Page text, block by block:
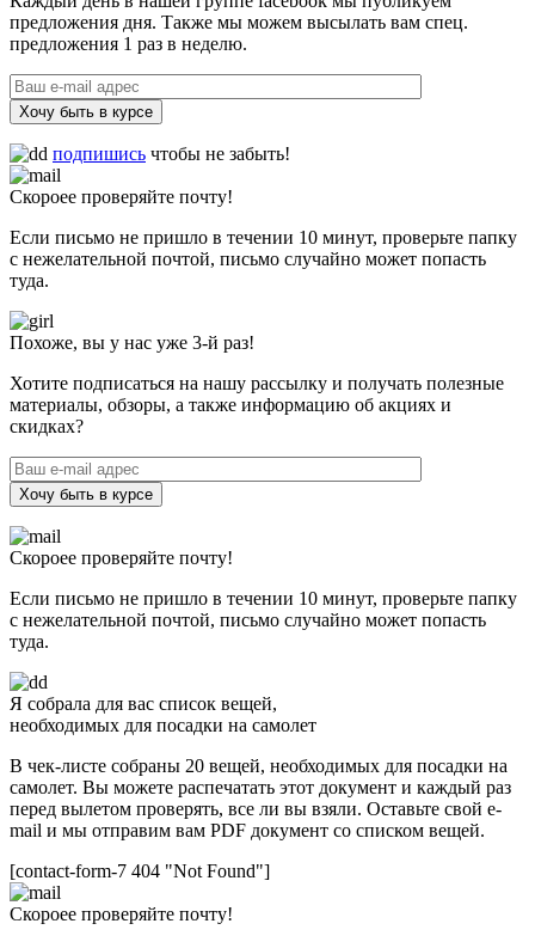
предложения дня. Также мы можем высылать вам спец.
предложения 1 раз в неделю.
Хочу быть в курсе
подпишись чтобы не забыть!
Скороее проверяйте почту!
Если письмо не пришло в течении 10 минут, проверьте папку
с нежелательной почтой, письмо случайно может попасть
туда.
Похоже, вы у нас уже 3-й раз!
Хотите подписаться на нашу рассылку и получать полезные
материалы, обзоры, а также информацию об акциях и
скидках?
Хочу быть в курсе
Скороее проверяйте почту!
Если письмо не пришло в течении 10 минут, проверьте папку
с нежелательной почтой, письмо случайно может попасть
туда.
Я собрала для вас список вещей,
необходимых для посадки на самолет
В чек-листе собраны 20 вещей, необходимых для посадки на
самолет. Вы можете распечатать этот документ и каждый раз
перед вылетом проверять, все ли вы взяли. Оставьте свой e-
mail и мы отправим вам PDF документ со списком вещей.
[contact-form-7 404 "Not Found"]
Скороее проверяйте почту!